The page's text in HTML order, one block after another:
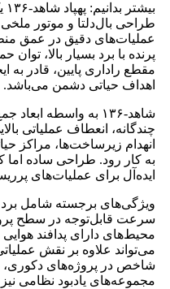
طراحی بال‌دلتا و موتور
عملیات‌های دقیق در عمق
پرنده با برد بسیار بالا،
مقطع راداری پایین، قادر به
اهداف حیاتی دشمن می‌باشد.
شاهد‑۱۳۶ به واسطه
چندگانه، انعطاف عملیاتی
انهدام زیرساخت‌ها، مراکز
به کار رود. طراحی ساده اما
ایده‌آل برای عملیات‌های
ویژگی‌های برجسته شامل برد
سرعت قابل‌توجه در سطح
محیط‌های دارای پدافند
می‌تواند علاوه بر نقش
شاخص در پروژه‌های دکوری،
مجموعه‌های یادبود نظامی